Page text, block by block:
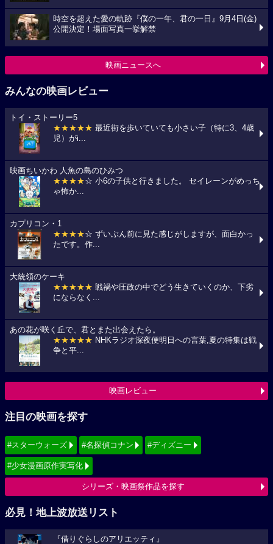
時空を超えた愛の軌跡『僕の一年、君の一日』9月4日(金)
公開決定！場面写真一挙解禁
映画ニュースへ
みんなの映画レビュー
トイ・ストーリー5
★★★★★ 最近街を歩いていても小さい子（特に3、4歳
児）がi...
映画ちいかわ 人魚の島のひみつ
★★★★☆ 小6の子供と行きました。 セイレーンがめっち
ゃ怖か...
カプリコン・1
★★★★☆ ずいぶん前に見た感じがしますが、面白かっ
たです。作...
大統領のケーキ
★★★★★ 戦禍や圧政の中でどう生きていくのか、下劣
にならなく...
あの花が咲く丘で、君とまた出会えたら。
★★★★★ NHKラジオ深夜便明日への言葉,夏の特集は戦
争と平...
映画レビュー
注目の映画を探す
#スターウォーズ #名探偵コナン #ディズニー
#少女漫画原作実写化
シリーズ・映画祭作品を探す
必見！地上波放送リスト
『借りぐらしのアリエッティ』